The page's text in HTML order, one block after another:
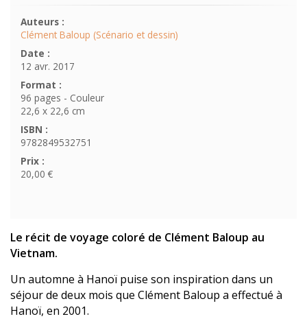
Auteurs :
Clément Baloup (Scénario et dessin)
Date :
12 avr. 2017
Format :
96 pages - Couleur
22,6 x 22,6 cm
ISBN :
9782849532751
Prix :
20,00 €
Le récit de voyage coloré de Clément Baloup au
Vietnam.
Un automne à Hanoï puise son inspiration dans un
séjour de deux mois que Clément Baloup a effectué à
Hanoï, en 2001.